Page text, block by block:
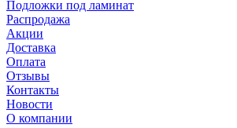
Подложки под ламинат
Распродажа
Акции
Доставка
Оплата
Отзывы
Контакты
Новости
О компании